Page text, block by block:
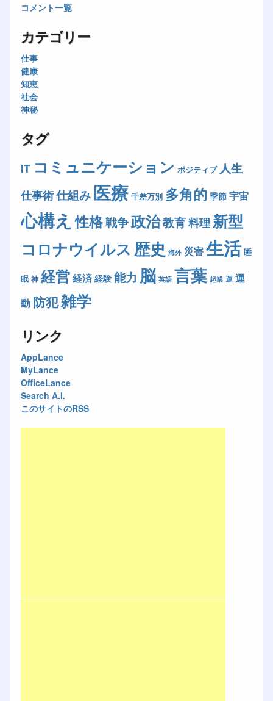
コメント一覧
カテゴリー
仕事
健康
知恵
社会
神秘
タグ
IT コミュニケーション ポジティブ 人生
仕事術仕組み医療 千差万別 多角的 季節 宇宙
心構え 性格戦争政治教育料理 新型
コロナウイルス 歴史 海外 災害生活 睡
眠 神 経営経済 経験 能力 脳 英語 言葉 起業 運 運
動 防犯雑学
リンク
AppLance
MyLance
OfficeLance
Search A.I.
このサイトのRSS